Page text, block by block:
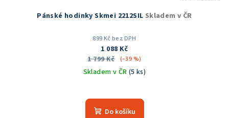
Pánské hodinky Skmei 2212SIL Skladem v ČR
899 Kč bez DPH
1 088 Kč
1 799 Kč
(–39 %)
Skladem v ČR (5 ks)
Do košíku